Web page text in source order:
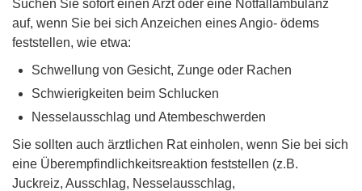
Suchen Sie sofort einen Arzt oder eine Notfallambulanz
auf, wenn Sie bei sich Anzeichen eines Angio- ödems
feststellen, wie etwa:
Schwellung von Gesicht, Zunge oder Rachen
Schwierigkeiten beim Schlucken
Nesselausschlag und Atembeschwerden
Sie sollten auch ärztlichen Rat einholen, wenn Sie bei sich
eine Überempfindlichkeitsreaktion feststellen (z.B.
Juckreiz, Ausschlag, Nesselausschlag,